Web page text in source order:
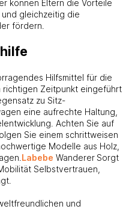
können Eltern die Vorteile
gleichzeitig die
fördern.
Hilfsmittel für die
richtigen Zeitpunkt eingeführt
zu Sitz-
eine aufrechte Haltung,
Achten Sie auf
Sie einem schrittweisen
Modelle aus Holz,
Labebe WandererSorgt
Selbstvertrauen,
und